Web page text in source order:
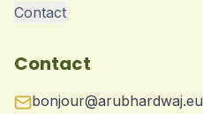
Contact
Contact
bonjour@arubhardwaj.eu